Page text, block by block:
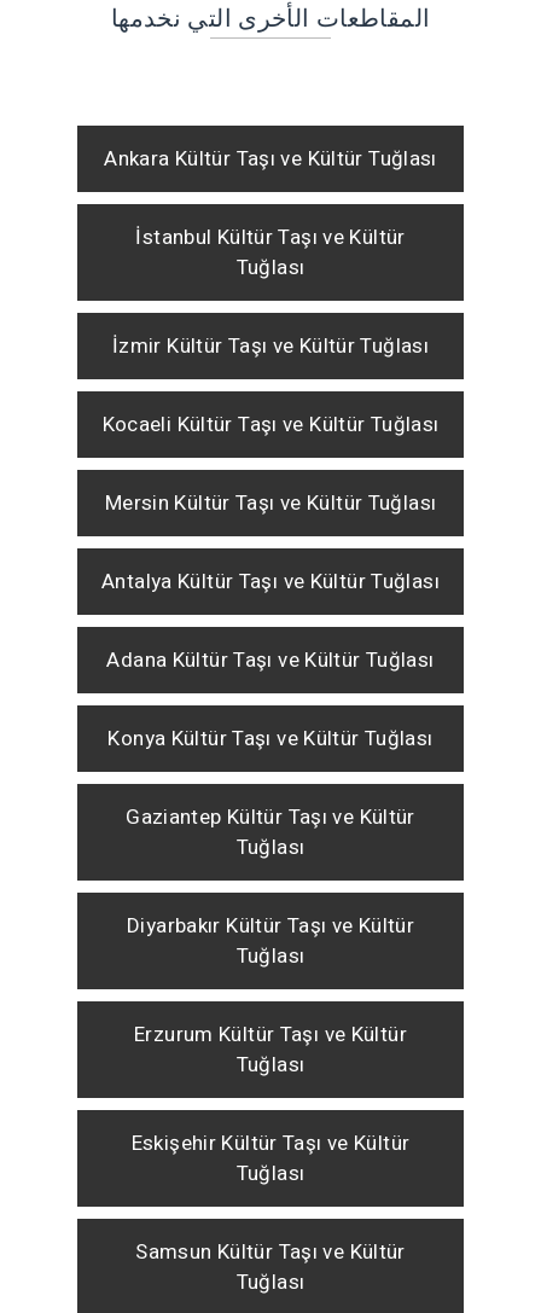
المقاطعات الأخرى التي نخدمها
Ankara Kültür Taşı ve Kültür Tuğlası
İstanbul Kültür Taşı ve Kültür
Tuğlası
İzmir Kültür Taşı ve Kültür Tuğlası
Kocaeli Kültür Taşı ve Kültür Tuğlası
Mersin Kültür Taşı ve Kültür Tuğlası
Antalya Kültür Taşı ve Kültür Tuğlası
Adana Kültür Taşı ve Kültür Tuğlası
Konya Kültür Taşı ve Kültür Tuğlası
Gaziantep Kültür Taşı ve Kültür
Tuğlası
Diyarbakır Kültür Taşı ve Kültür
Tuğlası
Erzurum Kültür Taşı ve Kültür
Tuğlası
Eskişehir Kültür Taşı ve Kültür
Tuğlası
Samsun Kültür Taşı ve Kültür
Tuğlası